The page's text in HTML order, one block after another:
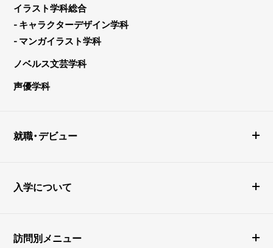
イラスト学科総合
- キャラクターデザイン学科
- マンガイラスト学科
ノベルス文芸学科
声優学科
就職・デビュー
入学について
訪問別メニュー